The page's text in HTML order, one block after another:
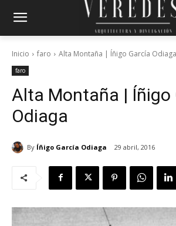
Inicio faro Alta Montaña | Íñigo García Odiaga
faro
Alta Montaña | Íñigo
Odiaga
By Íñigo García Odiaga 29 abril, 2016